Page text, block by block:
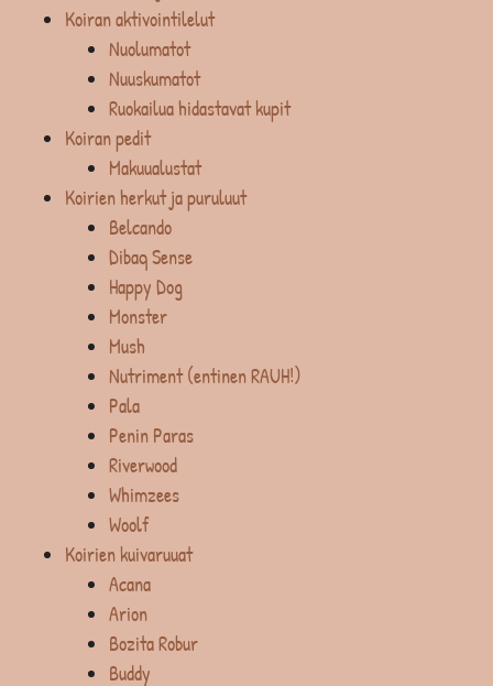
Koiran aktivointilelut
Nuolumatot
Nuuskumatot
Ruokailua hidastavat kupit
Koiran pedit
Makuualustat
Koirien herkut ja puruluut
Belcando
Dibaq Sense
Happy Dog
Monster
Mush
Nutriment (entinen RAUH!)
Pala
Penin Paras
Riverwood
Whimzees
Woolf
Koirien kuivaruuat
Acana
Arion
Bozita Robur
Buddy